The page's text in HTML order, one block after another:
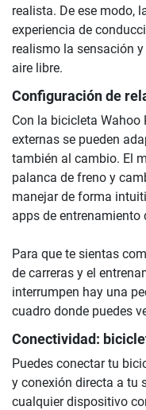
realista. De ese modo,
experiencia de
realismo la sensación
aire libre.
Configuración de
Con la bicicleta Wahoo
externas se pueden
también al cambio. El
palanca de freno y
manejar de forma
apps de entrenamiento
Para que te sientas
de carreras y el
interrumpen hay una
cuadro donde puedes
Conectividad:
Puedes conectar tu
y conexión directa a tu
cualquier dispositivo